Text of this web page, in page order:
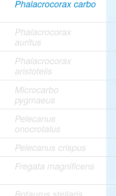
Phalacrocorax carbo
Phalacrocorax
auritus
Phalacrocorax
aristotelis
Microcarbo
pygmaeus
Pelecanus
onocrotalus
Pelecanus crispus
Fregata magnificens